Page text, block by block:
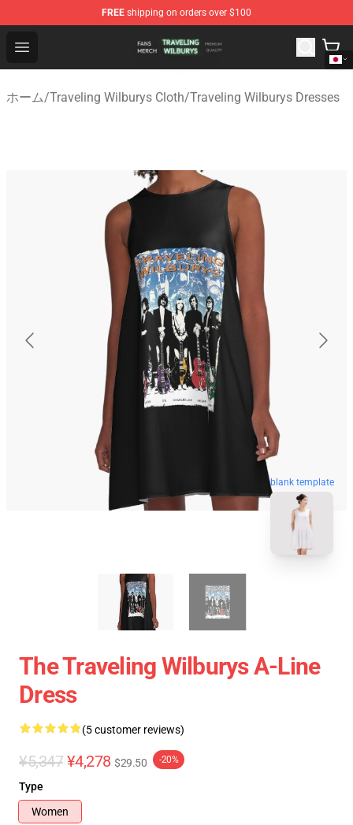
FREE shipping on orders over $100
Open menu
Traveling Wilburys Shop - Official Traveling Wilburys
ホーム/Traveling Wilburys Cloth/Traveling Wilburys Dresses
blank template
The Traveling Wilburys A-Line
Dress
(5 customer reviews)
¥5,347 ¥4,278 $29.50 -20%
Type
Women